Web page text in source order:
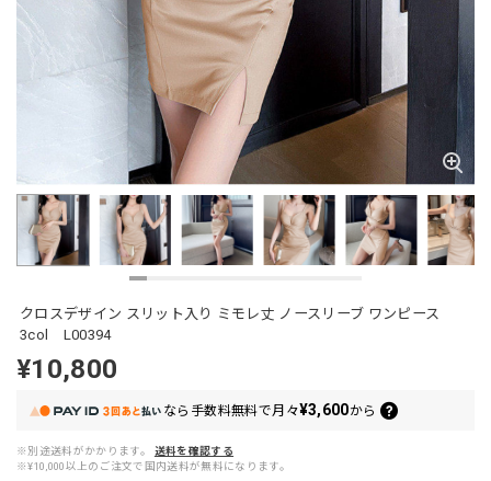
クロスデザイン スリット入り ミモレ丈 ノースリーブ ワンピース
3col L00394
¥10,800
なら 手数料無料で月々¥3,600から
※別途送料がかかります。
送料を確認する
※¥10,000以上のご注文で国内送料が無料になります。